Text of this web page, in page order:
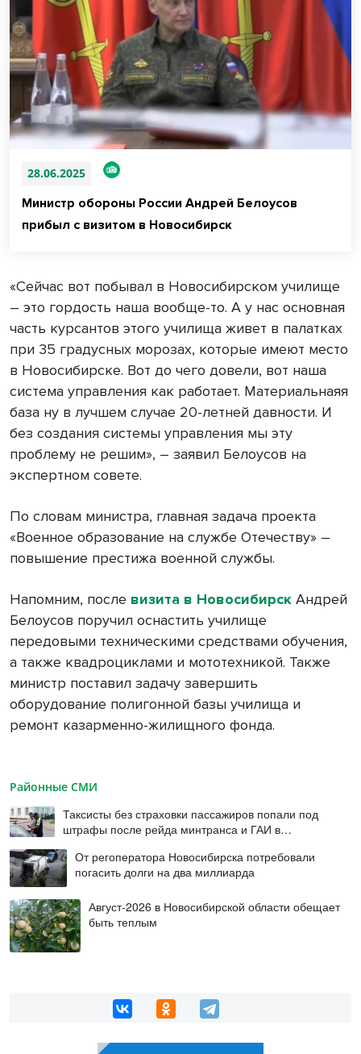
28.06.2025
Министр обороны России Андрей Белоусов
прибыл с визитом в Новосибирск
«Сейчас вот побывал в Новосибирском училище
– это гордость наша вообще-то. А у нас основная
часть курсантов этого училища живет в палатках
при 35 градусных морозах, которые имеют место
в Новосибирске. Вот до чего довели, вот наша
система управления как работает. Материальнаяя
база ну в лучшем случае 20-летней давности. И
без создания системы управления мы эту
проблему не решим», – заявил Белоусов на
экспертном совете.
По словам министра, главная задача проекта
«Военное образование на службе Отечеству» –
повышение престижа военной службы.
Напомним, после визита в Новосибирск Андрей
Белоусов поручил оснастить училище
передовыми техническими средствами обучения,
а также квадроциклами и мототехникой. Также
министр поставил задачу завершить
оборудование полигонной базы училища и
ремонт казарменно-жилищного фонда.
Районные СМИ
Таксисты без страховки пассажиров попали под
штрафы после рейда минтранса и ГАИ в
От регоператора Новосибирска потребовали
погасить долги на два миллиарда
Август-2026 в Новосибирской области обещает
быть теплым